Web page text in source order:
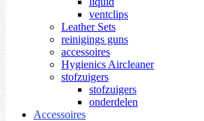
ventclips
Leather Sets
reinigings guns
accessoires
Hygienics Aircleaner
stofzuigers
stofzuigers
onderdelen
Accessoires